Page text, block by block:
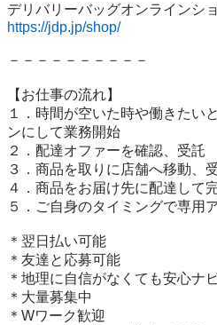
https://jdp.jp/shop/
－－－－－－－－－－
【お仕事の流れ】
１．時間が空いた時や働きたい
ンにして業務開始
２．配達オファーを確認、受託
３．商品を取りに店舗へ移動、
４．商品をお届け先に配達して
５．ご自身のタイミングで専用
＊翌日払い可能
＊友達と応募可能
＊地理に自信がなくても安心ナ
＊大量募集中
＊Wワーク歓迎